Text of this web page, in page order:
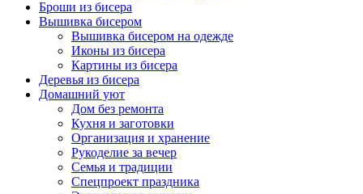
Броши из бисера
Вышивка бисером
Вышивка бисером на одежде
Иконы из бисера
Картины из бисера
Деревья из бисера
Домашний уют
Дом без ремонта
Кухня и заготовки
Организация и хранение
Рукоделие за вечер
Семья и традиции
Спецпроект праздника